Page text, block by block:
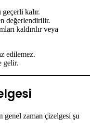
kalır.
değerlendirilir.
kaldırılır veya
edilemez.
gelir.
genel zaman çizelgesi şu